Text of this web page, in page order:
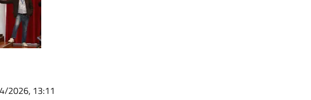
2026, 13:11